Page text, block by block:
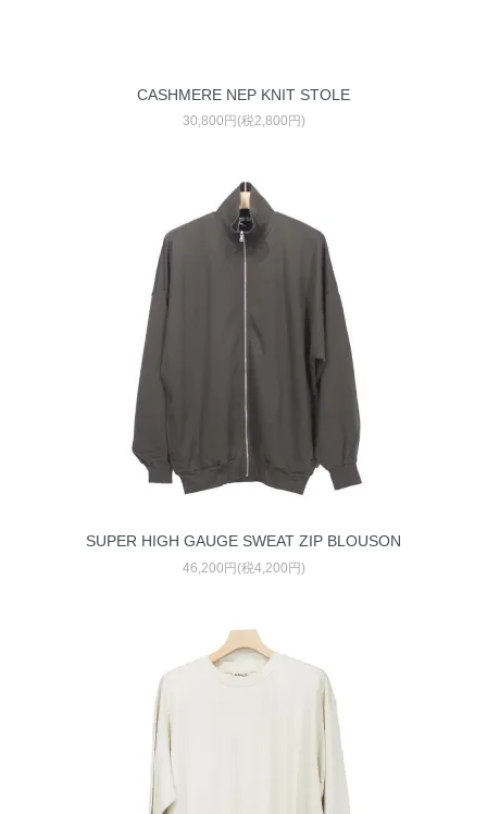
CASHMERE NEP KNIT STOLE
30,800円(税2,800円)
SUPER HIGH GAUGE SWEAT ZIP BLOUSON
46,200円(税4,200円)